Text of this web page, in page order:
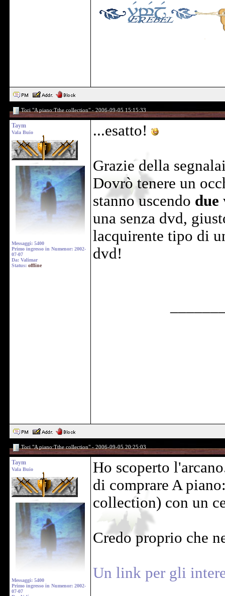
Tori "A piano:Tthe collection" - 2006-09-05 15:15:33
Taym
Vala Buio
Messaggi: 5400
Primo ingresso in Numenor: 2002-
07-07
Da: Valimar
Status: offline
...esatto!
Grazie della
Dovrò tenere un
stanno uscendo due
una senza dvd,
lacquirente tipo di
dvd!
Tori "A piano:Tthe collection" - 2006-09-05 20:25:03
Taym
Vala Buio
Messaggi: 5400
Primo ingresso in Numenor: 2002-
07-07
Ho scoperto
di comprare A
collection) con un
Credo proprio che
Un link per gli